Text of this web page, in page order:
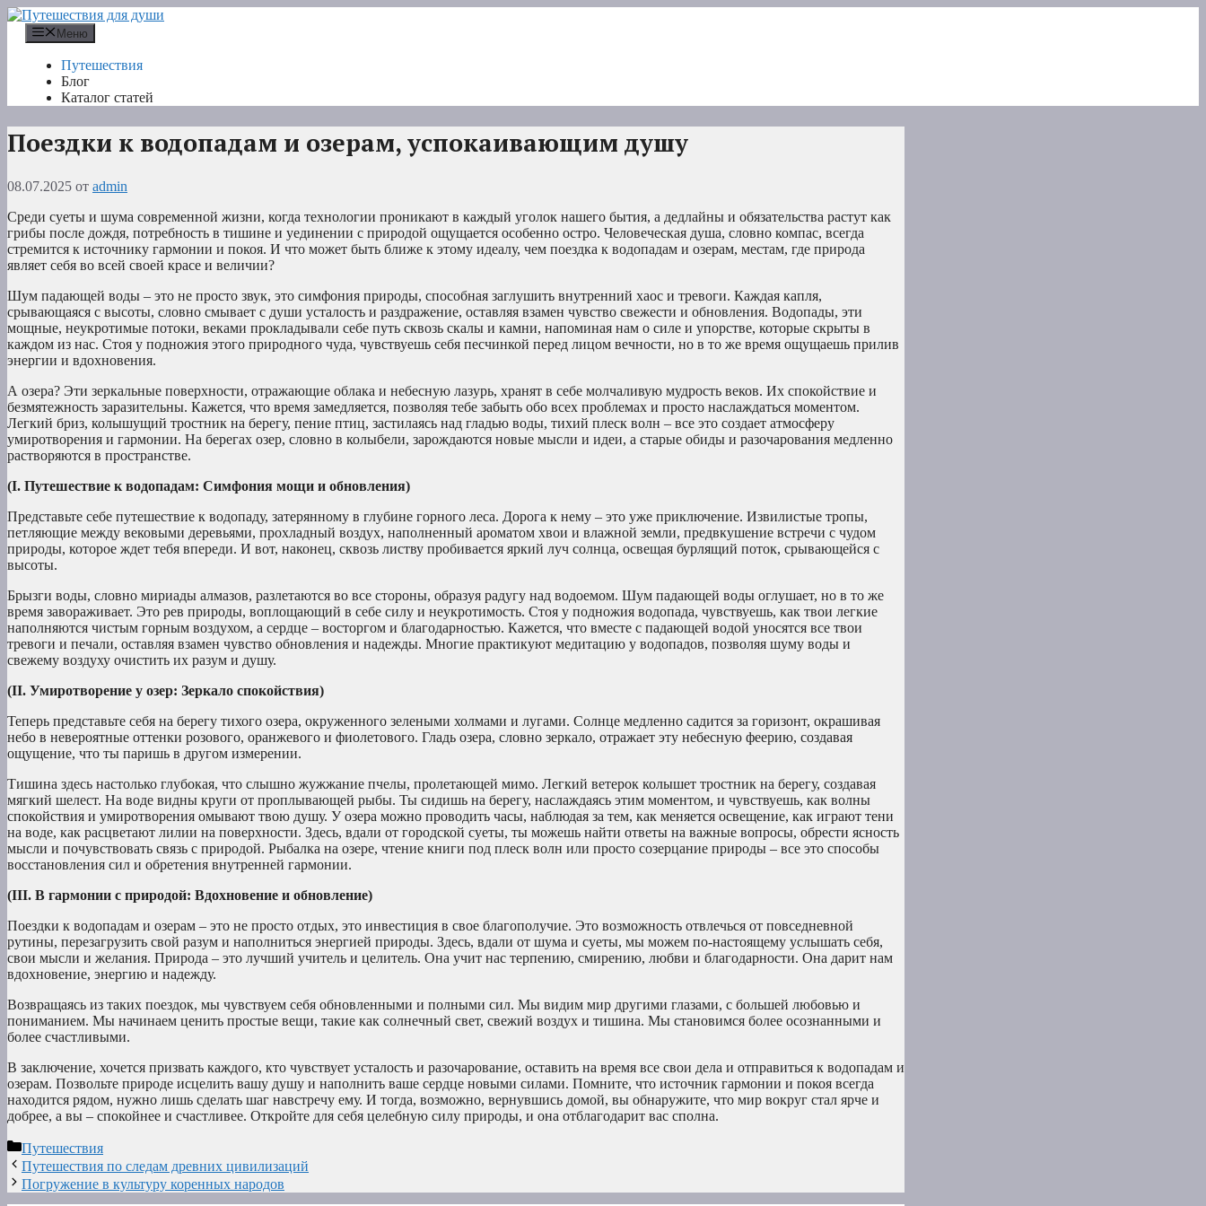
Перейти
содержимому
Меню
Путешествия
Блог
Каталог статей
Поездки к водопадам и озерам, успокаивающим душу
08.07.2025 от admin
Среди суеты и шума современной жизни, когда технологии проникают в каждый уголок нашего бытия, а дедлайны и обязательства растут как
грибы после дождя, потребность в тишине и уединении с природой ощущается особенно остро. Человеческая душа, словно компас, всегда
стремится к источнику гармонии и покоя. И что может быть ближе к этому идеалу, чем поездка к водопадам и озерам, местам, где природа
являет себя во всей своей красе и величии?
Шум падающей воды – это не просто звук, это симфония природы, способная заглушить внутренний хаос и тревоги. Каждая капля,
срывающаяся с высоты, словно смывает с души усталость и раздражение, оставляя взамен чувство свежести и обновления. Водопады, эти
мощные, неукротимые потоки, веками прокладывали себе путь сквозь скалы и камни, напоминая нам о силе и упорстве, которые скрыты в
каждом из нас. Стоя у подножия этого природного чуда, чувствуешь себя песчинкой перед лицом вечности, но в то же время ощущаешь прилив
энергии и вдохновения.
А озера? Эти зеркальные поверхности, отражающие облака и небесную лазурь, хранят в себе молчаливую мудрость веков. Их спокойствие и
безмятежность заразительны. Кажется, что время замедляется, позволяя тебе забыть обо всех проблемах и просто наслаждаться моментом.
Легкий бриз, колышущий тростник на берегу, пение птиц, застилаясь над гладью воды, тихий плеск волн – все это создает атмосферу
умиротворения и гармонии. На берегах озер, словно в колыбели, зарождаются новые мысли и идеи, а старые обиды и разочарования медленно
растворяются в пространстве.
(I. Путешествие к водопадам: Симфония мощи и обновления)
Представьте себе путешествие к водопаду, затерянному в глубине горного леса. Дорога к нему – это уже приключение. Извилистые тропы,
петляющие между вековыми деревьями, прохладный воздух, наполненный ароматом хвои и влажной земли, предвкушение встречи с чудом
природы, которое ждет тебя впереди. И вот, наконец, сквозь листву пробивается яркий луч солнца, освещая бурлящий поток, срывающейся с
высоты.
Брызги воды, словно мириады алмазов, разлетаются во все стороны, образуя радугу над водоемом. Шум падающей воды оглушает, но в то же
время завораживает. Это рев природы, воплощающий в себе силу и неукротимость. Стоя у подножия водопада, чувствуешь, как твои легкие
наполняются чистым горным воздухом, а сердце – восторгом и благодарностью. Кажется, что вместе с падающей водой уносятся все твои
тревоги и печали, оставляя взамен чувство обновления и надежды. Многие практикуют медитацию у водопадов, позволяя шуму воды и
свежему воздуху очистить их разум и душу.
(II. Умиротворение у озер: Зеркало спокойствия)
Теперь представьте себя на берегу тихого озера, окруженного зелеными холмами и лугами. Солнце медленно садится за горизонт, окрашивая
небо в невероятные оттенки розового, оранжевого и фиолетового. Гладь озера, словно зеркало, отражает эту небесную феерию, создавая
ощущение, что ты паришь в другом измерении.
Тишина здесь настолько глубокая, что слышно жужжание пчелы, пролетающей мимо. Легкий ветерок колышет тростник на берегу, создавая
мягкий шелест. На воде видны круги от проплывающей рыбы. Ты сидишь на берегу, наслаждаясь этим моментом, и чувствуешь, как волны
спокойствия и умиротворения омывают твою душу. У озера можно проводить часы, наблюдая за тем, как меняется освещение, как играют тени
на воде, как расцветают лилии на поверхности. Здесь, вдали от городской суеты, ты можешь найти ответы на важные вопросы, обрести ясность
мысли и почувствовать связь с природой. Рыбалка на озере, чтение книги под плеск волн или просто созерцание природы – все это способы
восстановления сил и обретения внутренней гармонии.
(III. В гармонии с природой: Вдохновение и обновление)
Поездки к водопадам и озерам – это не просто отдых, это инвестиция в свое благополучие. Это возможность отвлечься от повседневной
рутины, перезагрузить свой разум и наполниться энергией природы. Здесь, вдали от шума и суеты, мы можем по-настоящему услышать себя,
свои мысли и желания. Природа – это лучший учитель и целитель. Она учит нас терпению, смирению, любви и благодарности. Она дарит нам
вдохновение, энергию и надежду.
Возвращаясь из таких поездок, мы чувствуем себя обновленными и полными сил. Мы видим мир другими глазами, с большей любовью и
пониманием. Мы начинаем ценить простые вещи, такие как солнечный свет, свежий воздух и тишина. Мы становимся более осознанными и
более счастливыми.
В заключение, хочется призвать каждого, кто чувствует усталость и разочарование, оставить на время все свои дела и отправиться к водопадам и
озерам. Позвольте природе исцелить вашу душу и наполнить ваше сердце новыми силами. Помните, что источник гармонии и покоя всегда
находится рядом, нужно лишь сделать шаг навстречу ему. И тогда, возможно, вернувшись домой, вы обнаружите, что мир вокруг стал ярче и
добрее, а вы – спокойнее и счастливее. Откройте для себя целебную силу природы, и она отблагодарит вас сполна.
Рубрики
Путешествия
Путешествия по следам древних цивилизаций
Погружение в культуру коренных народов